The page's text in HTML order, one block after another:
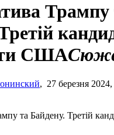
Трампу
США
, 27 березня